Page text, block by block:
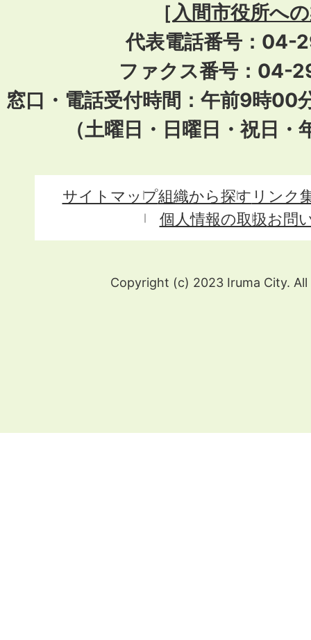
［入間市役所へ
代表電話番号：04-
ファクス番号：04-
窓口・電話受付時間：午前9時00
（土曜日・日曜日・祝日
サイトマップ組織から探す リンク
個人情報の取扱お問
Copyright (c) 2023 Iruma City. All